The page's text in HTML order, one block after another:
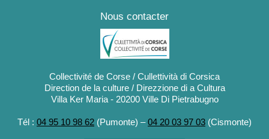
Nous contacter
Collectivité de Corse / Cullettività di Corsica
Direction de la culture / Direzzione di a Cultura
Villa Ker Maria - 20200 Ville Di Pietrabugno
Tél : 04 95 10 98 62 (Pumonte) –04 20 03 97 03 (Cismonte)